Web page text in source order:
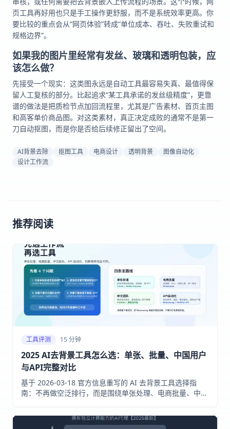
页工具再好用也只是手工操作更舒服，而不是系统效率更高。你
要比较的重点会从“网页体验”转成“单位成本、吞吐、失败重试和
规格边界”。
如果我的图片里经常有发丝、玻璃和透明包装，应
该怎么做？
先接受一个现实：这类图永远是自动工具最容易失真、最值得保
留人工复核的部分。比起追求“某工具承诺的发丝级精度”，更靠
谱的做法是把质检节点加回流程里，尤其是广告素材、首页主图
和高客单价商品图。对这类素材，真正决定成败的通常不是第一
刀自动抠图，而是你是否给后续修正留出了空间。
AI背景去除 抠图工具 电商设计 透明背景
图像自动化
设计工作流
推荐阅读
工具评测 15 分钟
2025 AI去背景工具怎么选：单张、批量、中国用户
与API完整对比
基于 2026-03-18 官方信息重写的 AI 去背景工具选择指
南：不再做空泛排行，而是围绕单张处理、电商批量、中国
哪一类方案。